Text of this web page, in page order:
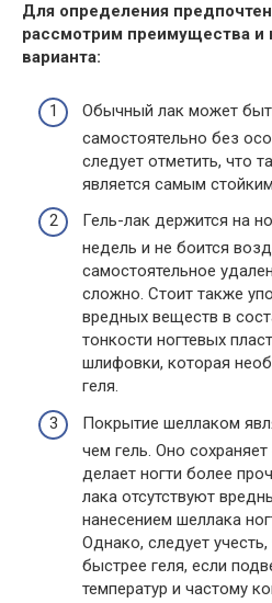
Для определения
рассмотрим преимущества и
варианта:
Обычный лак может
самостоятельно без
следует отметить, что
является самым стойким.
Гель-лак держится на
недель и не боится
самостоятельное
сложно. Стоит также
вредных веществ в
тонкости ногтевых
шлифовки, которая
геля.
Покрытие шеллаком
чем гель. Оно
делает ногти более
лака отсутствуют
нанесением шеллака
Однако, следует
быстрее геля, если
температур и частому